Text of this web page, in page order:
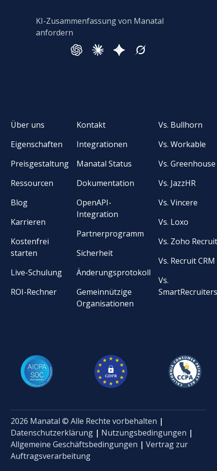
KI-Zusammenfassung von Manatal
anfordern
Über uns
Eigenschaften
Preisgestaltung
Ressourcen
Blog
Karrieren
Kostenfrei
starten
Live-Schulung
ROI-Rechner
Kontakt
Integrationen
Manatal Status
Dokumentation
OpenAPI-
Integration
Partnerprogramm
Sicherheit
Änderungsprotokoll
Gemeinnützige
Organisationen
Vs. Bullhorn
Vs. Workable
Vs. Greenhouse
Vs. JazzHR
Vs. Vincere
Vs. Loxo
Vs. Zoho
Vs. Recruit CRM
Vs.
2026 Manatal © Alle Rechte vorbehalten |
Datenschutzerklärung | Nutzungsbedingungen |
Allgemeine Geschäftsbedingungen | Vertrag zur
Auftragsverarbeitung